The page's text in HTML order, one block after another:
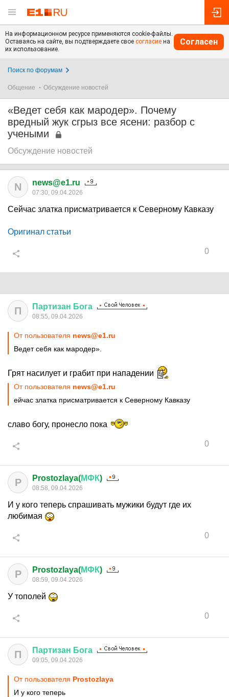
На информационном ресурсе применяются cookie-файлы.
Оставаясь на сайте, вы подтверждаете свое согласие на
их использование.
Согласен
Поиск по форумам
Общение Обсуждение новостей
«Ведет себя как мародер». Почему
вредный жук сгрыз все ясени: разбор с
учеными
Обсуждение новостей
N news@e1.ru
07:30, 09.04.2026
Сейчас златка присматривается к Северному Кавказу
Оригинал статьи
0
П Партизан Бога
08:55, 09.04.2026
От пользователя news@e1.ru
Ведет себя как мародер».
Грят насилует и грабит при нападении
От пользователя news@e1.ru
ейчас златка присматривается к Северному Кавказу
славо богу, пронесло пока
0
P Prostozlaya(МФК)
08:58, 09.04.2026
И у кого теперь спрашивать мужики будут где их
любимая
0
P Prostozlaya(МФК)
08:59, 09.04.2026
У тополей
0
П Партизан Бога
09:05, 09.04.2026
От пользователя Prostozlaya
И у кого теперь